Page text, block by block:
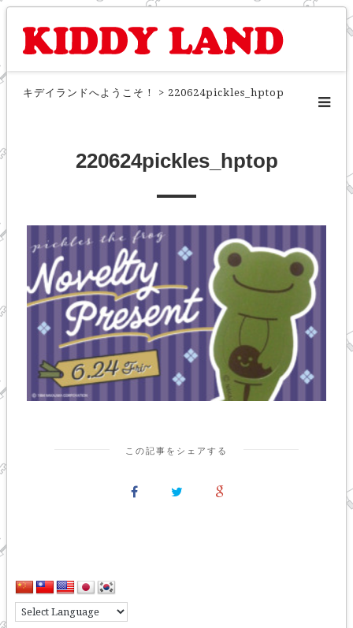
キデイランドへようこそ！ > 220624pickles_hptop
220624pickles_hptop
この記事をシェアする